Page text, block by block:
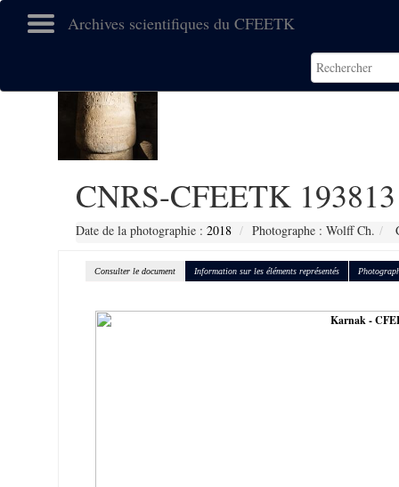
Archives scientifiques du CFEETK
CNRS-CFEETK 193813
Date de la photographie : 2018 Photographe : Wolff Ch.
Consulter le document Information sur les éléments représentés